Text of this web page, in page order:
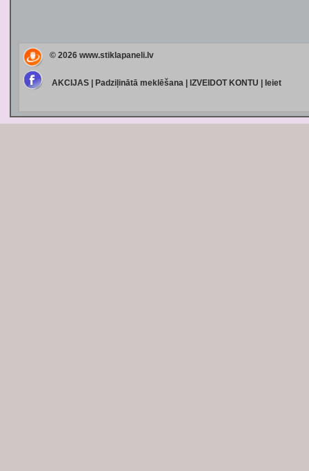
© 2026 www.stiklapaneli.lv
AKCIJAS| Padziļinātā meklēšana| IZVEIDOT KONTU Ieiet